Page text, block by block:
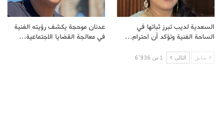
السعدية لديب تبرز ثباتها في
الساحة الفنية وتؤكد أن احترام…
عدنان موحجة يكشف رؤيته الفنية
في معالجة القضايا الاجتماعية…
سابق التالى 1 من 6٬936